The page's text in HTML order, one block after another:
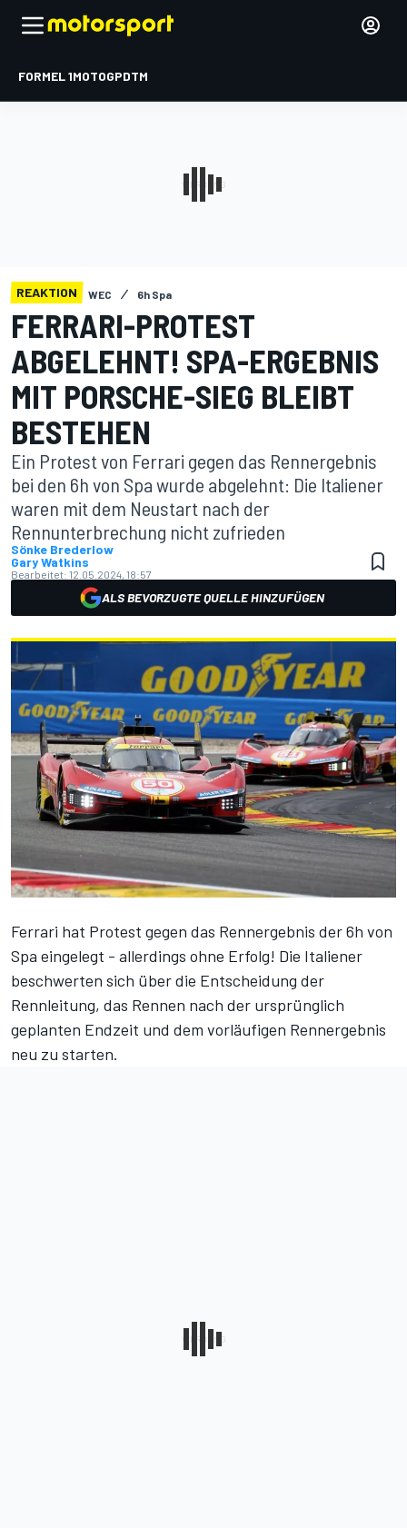
FORMEL 1MOTOGPDTM
REAKTION WEC 6h Spa
FERRARI-PROTEST
ABGELEHNT! SPA-ERGEBNIS
MIT PORSCHE-SIEG BLEIBT
BESTEHEN
Ein Protest von Ferrari gegen das Rennergebnis
bei den 6h von Spa wurde abgelehnt: Die Italiener
waren mit dem Neustart nach der
Rennunterbrechung nicht zufrieden
Sönke Brederlow
Gary Watkins
Bearbeitet: 12.05.2024, 18:57
ALS BEVORZUGTE QUELLE HINZUFÜGEN
Ferrari hat Protest gegen das Rennergebnis der 6h von
Spa eingelegt - allerdings ohne Erfolg! Die Italiener
beschwerten sich über die Entscheidung der
Rennleitung, das Rennen nach der ursprünglich
geplanten Endzeit und dem vorläufigen Rennergebnis
neu zu starten.